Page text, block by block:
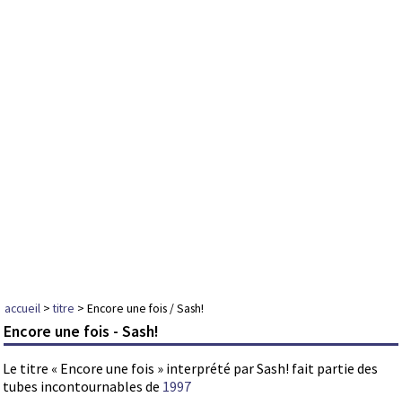
accueil >titre > Encore une fois / Sash!
Encore une fois - Sash!
Le titre « Encore une fois » interprété par Sash! fait partie des
tubes incontournables de 1997